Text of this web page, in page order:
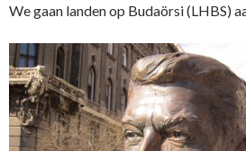
We gaan landen op Budaörsi (LHBS)